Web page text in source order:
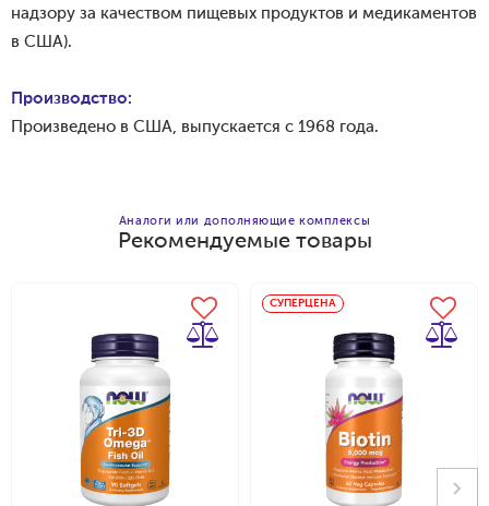
надзору за качеством пищевых продуктов и медикаментов
в США).
Производство:
Произведено в США, выпускается с 1968 года.
Добавить в корзину
Аналоги или дополняющие комплексы
Рекомендуемые товары
СУПЕРЦЕНА